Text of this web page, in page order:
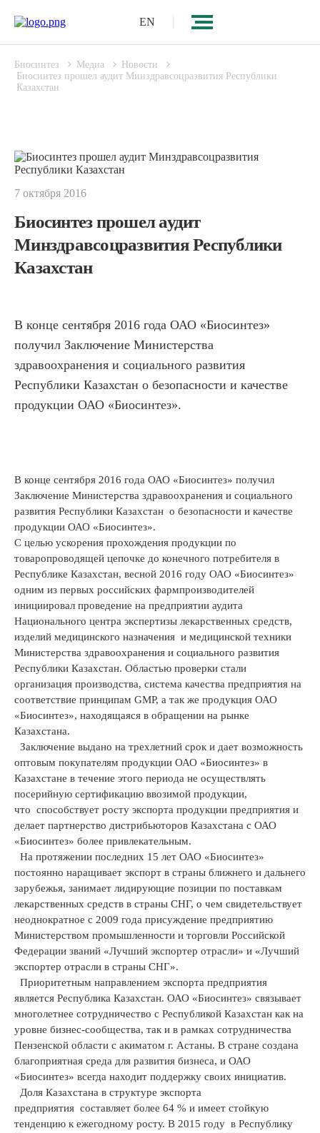
EN
Биосинтез Медиа
Новости
Биосинтез прошел аудит Минздравсоцразвития Республики
Казахстан
7 октября 2016
Биосинтез прошел аудит
Минздравсоцразвития Республики
Казахстан
В конце сентября 2016 года ОАО «Биосинтез»
получил Заключение Министерства
здравоохранения и социального развития
Республики Казахстан о безопасности и качестве
продукции ОАО «Биосинтез».
В конце сентября 2016 года ОАО «Биосинтез» получил
Заключение Министерства здравоохранения и социального
развития Республики Казахстан о безопасности и качестве
продукции ОАО «Биосинтез».
С целью ускорения прохождения продукции по
товаропроводящей цепочке до конечного потребителя в
Республике Казахстан, весной 2016 году ОАО «Биосинтез»
одним из первых российских фармпроизводителей
инициировал проведение на предприятии аудита
Национального центра экспертизы лекарственных средств,
изделий медицинского назначения и медицинской техники
Министерства здравоохранения и социального развития
Республики Казахстан. Областью проверки стали
организация производства, система качества предприятия на
соответствие принципам GMP, а так же продукция ОАО
«Биосинтез», находящаяся в обращении на рынке
Казахстана.
Заключение выдано на трехлетний срок и дает возможность
оптовым покупателям продукции ОАО «Биосинтез» в
Казахстане в течение этого периода не осуществлять
посерийную сертификацию ввозимой продукции,
что способствует росту экспорта продукции предприятия и
делает партнерство дистрибьюторов Казахстана с ОАО
«Биосинтез» более привлекательным.
На протяжении последних 15 лет ОАО «Биосинтез»
постоянно наращивает экспорт в страны ближнего и дальнего
зарубежья, занимает лидирующие позиции по поставкам
лекарственных средств в страны СНГ, о чем свидетельствует
неоднократное с 2009 года присуждение предприятию
Министерством промышленности и торговли Российской
Федерации званий «Лучший экспортер отрасли» и «Лучший
экспортер отрасли в страны СНГ».
Приоритетным направлением экспорта предприятия
является Республика Казахстан. ОАО «Биосинтез» связывает
многолетнее сотрудничество с Республикой Казахстан как на
уровне бизнес-сообщества, так и в рамках сотрудничества
Пензенской области с акиматом г. Астаны. В стране создана
благоприятная среда для развития бизнеса, и ОАО
«Биосинтез» всегда находит поддержку своих инициатив.
Доля Казахстана в структуре экспорта
предприятия составляет более 64 % и имеет стойкую
тенденцию к ежегодному росту. В 2015 году в Республику